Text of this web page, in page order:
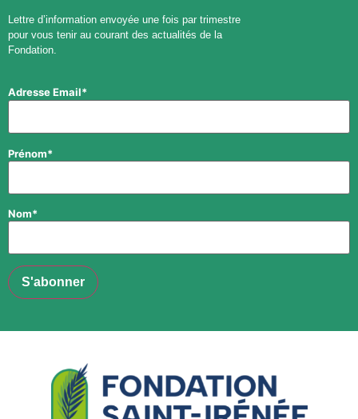
Lettre d’information envoyée une fois par trimestre
pour vous tenir au courant des actualités de la
Fondation.
Adresse Email*
Prénom*
Nom*